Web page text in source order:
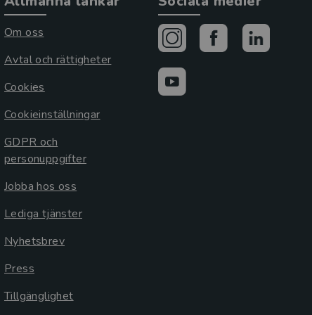
Om oss
Avtal och rättigheter
Cookies
Cookieinställningar
GDPR och
personuppgifter
Jobba hos oss
Lediga tjänster
Nyhetsbrev
Press
Tillgänglighet